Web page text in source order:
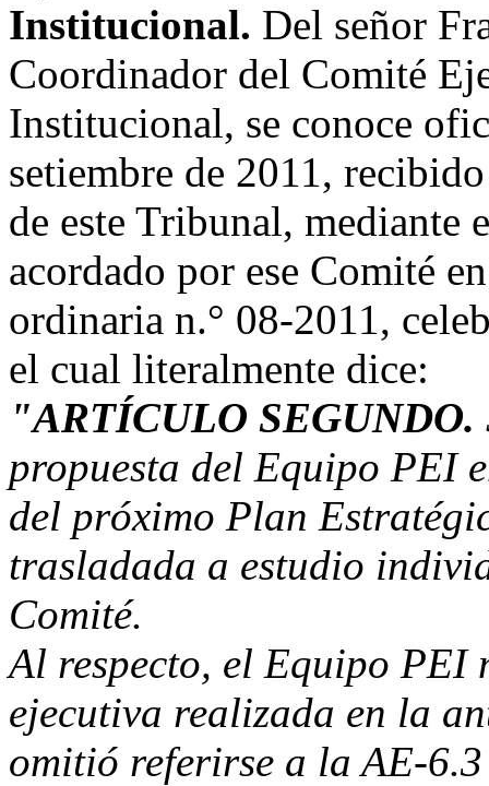
Institucional. Del señor
Coordinador del Comité
Institucional, se conoce
setiembre de 2011,
de este Tribunal, mediante
acordado por ese Comité
ordinaria n.° 08-2011,
el cual literalmente dice:
"ARTÍCULO SEGUNDO.
propuesta del Equipo PEI
del próximo Plan
trasladada a estudio
Comité.
Al respecto, el Equipo PEI
ejecutiva realizada en la
omitió referirse a la AE-